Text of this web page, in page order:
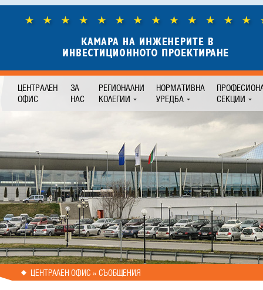
ЦЕНТРАЛЕН
ОФИС
ЗА
НАС
РЕГИОНАЛНИ
КОЛЕГИИ
НОРМАТИВНА
УРЕДБА
СЕКЦИИ
ЦЕНТРАЛЕН ОФИС » СЪОБЩЕНИЯ